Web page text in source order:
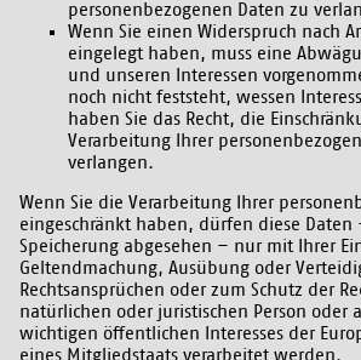
personenbezogenen Daten zu
Wenn Sie einen Widerspruch nach
eingelegt haben, muss eine
und unseren Interessen
noch nicht feststeht, wessen
haben Sie das Recht, die
Verarbeitung Ihrer
verlangen.
Wenn Sie die Verarbeitung Ihrer
eingeschränkt haben, dürfen diese Daten
Speicherung abgesehen – nur mit Ihrer
Geltendmachung, Ausübung oder
Rechtsansprüchen oder zum Schutz der
natürlichen oder juristischen Person oder
wichtigen öffentlichen Interesses der
eines Mitgliedstaats verarbeitet werden.